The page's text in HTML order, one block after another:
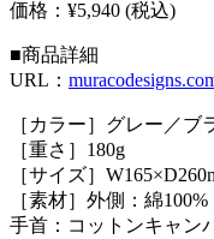
価格：¥5,940 (税込)
■商品詳細
URL：
［カラー］グレー／ブ
［重さ］180g
［サイズ］
［素材］外側：綿
手首：コットンキャン